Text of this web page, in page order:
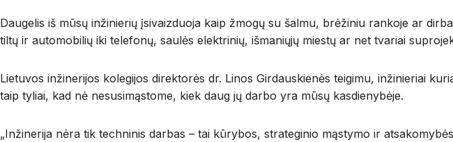
Daugelis iš mūsų inžinierių įsivaizduoja kaip žmogų su šalmu, brėžiniu rankoje ar
tiltų ir automobilių iki telefonų, saulės elektrinių, išmaniųjų miestų ar net tvariai
Lietuvos inžinerijos kolegijos direktorės dr. Linos Girdauskienės teigimu, inžinieriai
taip tyliai, kad nė nesusimąstome, kiek daug jų darbo yra mūsų kasdienybėje.
„Inžinerija nėra tik techninis darbas – tai kūrybos, strateginio mąstymo ir